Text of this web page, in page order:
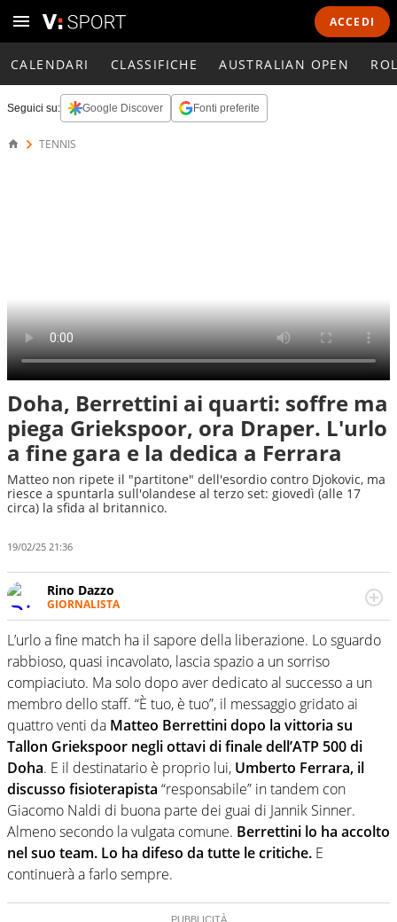
ACCEDI
CALENDARI CLASSIFICHE AUSTRALIAN OPEN
Seguici su: Google Discover Fonti preferite
TENNIS
Doha, Berrettini ai quarti: soffre ma
piega Griekspoor, ora Draper. L'urlo
a fine gara e la dedica a Ferrara
Matteo non ripete il "partitone" dell'esordio contro Djokovic, ma
riesce a spuntarla sull'olandese al terzo set: giovedì (alle 17
circa) la sfida al britannico.
19/02/25 21:36
Rino Dazzo
GIORNALISTA
Se mai ci fosse modo di traslare il glossario del calcio in
una nicchia di esperti, lui ne farebbe parte. Non si perde
una svista arbitrale né gli umori social del mondo delle
curve
L’urlo a fine match ha il sapore della liberazione. Lo sguardo
rabbioso, quasi incavolato, lascia spazio a un sorriso
compiaciuto. Ma solo dopo aver dedicato al successo a un
membro dello staff. “È tuo, è tuo”, il messaggio gridato ai
quattro venti da Matteo Berrettini dopo la vittoria su
Tallon Griekspoor negli ottavi di finale dell’ATP 500 di
Doha. E il destinatario è proprio lui, Umberto Ferrara, il
discusso fisioterapista “responsabile” in tandem con
Giacomo Naldi di buona parte dei guai di Jannik Sinner.
Almeno secondo la vulgata comune. Berrettini lo ha accolto
nel suo team. Lo ha difeso da tutte le critiche. E
continuerà a farlo sempre.